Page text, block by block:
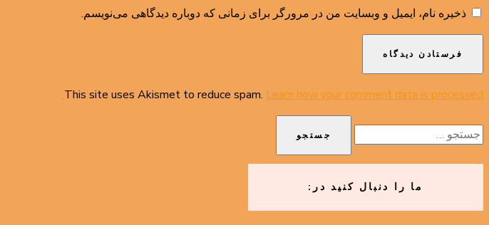
ذخیره نام، ایمیل و وبسایت من در مرورگر برای زمانی که دوباره دیدگاهی می‌نویسم.
This site uses Akismet to reduce spam. Learn how your comment data is processed.
جستجو
برای:
ما را دنبال کنید در: